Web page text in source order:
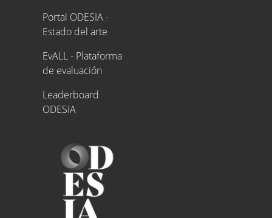
Portal ODESIA -
Estado del arte
EvALL - Plataforma
de evaluación
Leaderboard
ODESIA